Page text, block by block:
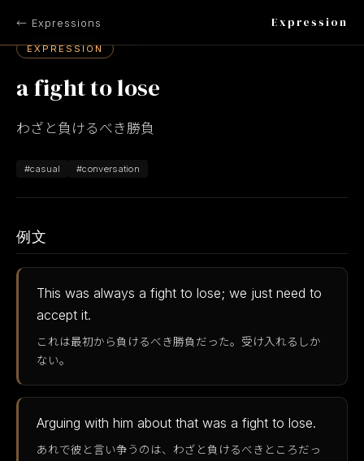
← Expressions Expression
EXPRESSION
a fight to lose
わざと負けるべき勝負
#casual #conversation
例文
This was always a fight to lose; we just need to
accept it.
これは最初から負けるべき勝負だった。受け入れるしか
ない。
Arguing with him about that was a fight to lose.
あれで彼と言い争うのは、わざと負けるべきところだっ